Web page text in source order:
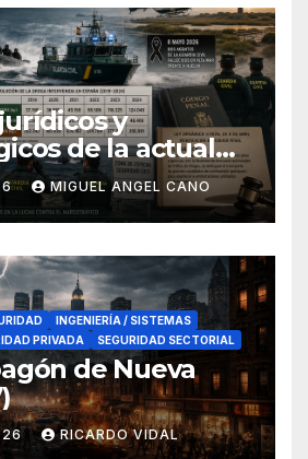
y
de la actual
el narcotráfico
España
MIGUEL ANGEL CANO
INGENIERÍA / SISTEMAS
PRIVADA
SEGURIDAD SECTORIAL
de Nueva
RICARDO VIDAL